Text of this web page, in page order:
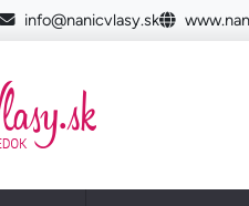
info@nanicvlasy.sk